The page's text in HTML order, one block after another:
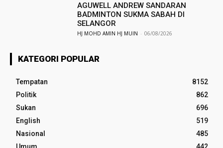
AGUWELL ANDREW SANDARAN
BADMINTON SUKMA SABAH DI
SELANGOR
HJ MOHD AMIN HJ MUIN - 06/08/2026
KATEGORI POPULAR
Tempatan
8152
Politik
862
Sukan
696
English
519
Nasional
485